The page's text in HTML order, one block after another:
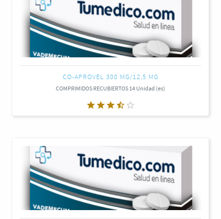
CO-APROVEL 300 MG/12,5 MG
COMPRIMIDOS RECUBIERTOS 14 Unidad (es)